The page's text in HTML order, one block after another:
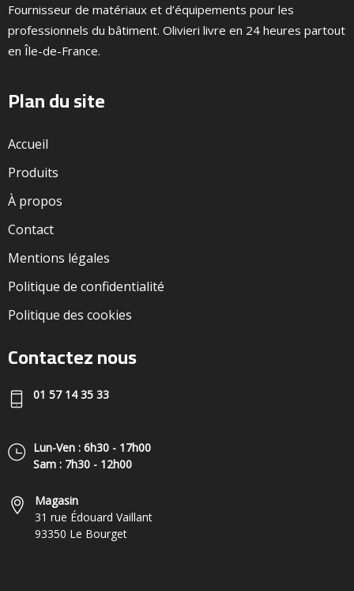
Fournisseur de matériaux et d’équipements pour les
professionnels du bâtiment. Olivieri livre en 24 heures partout
en Île-de-France.
Plan du site
Accueil
Produits
À propos
Contact
Mentions légales
Politique de confidentialité
Politique des cookies
Contactez nous
01 57 14 35 33
Lun-Ven : 6h30 - 17h00
Sam : 7h30 - 12h00
Magasin
31 rue Édouard Vaillant
93350 Le Bourget